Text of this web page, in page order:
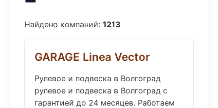
Найдено компаний: 1213
GARAGE Linea Vector
Рулевое и подвеска в Волгоград
рулевое и подвеска в Волгоград с
гарантией до 24 месяцев. Работаем